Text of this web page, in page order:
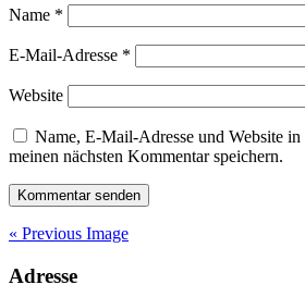
Name *
E-Mail-Adresse *
Website
Name, E-Mail-Adresse und Website
meinen nächsten Kommentar speichern.
« Previous Image
Adresse